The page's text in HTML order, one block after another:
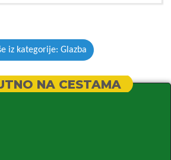
iz kategorije: Glazba
NA CESTAMA